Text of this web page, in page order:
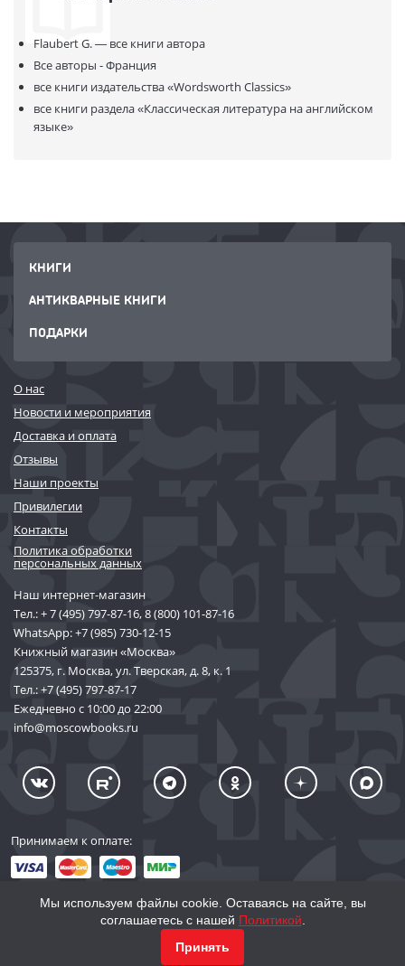
fiction, his portrayal of contemporary reality, his representation of an
unforgettable cast of characters make Madame Bovary one of the
major landmarks of modern fiction.
Flaubert G. — все книги автора
Все авторы - Франция
все книги издательства«Wordsworth Classics»
все книги раздела«Классическая литература на английском
языке»
КНИГИ
АНТИКВАРНЫЕ КНИГИ
ПОДАРКИ
О нас
Новости и мероприятия
Доставка и оплата
Отзывы
Наши проекты
Привилегии
Контакты
Политика обработки
персональных данных
Наш интернет-магазин
Тел.:+ 7 (495) 797-87-16,8 (800) 101-87-16
WhatsApp:+7 (985) 730-12-15
Книжный магазин «Москва»
125375, г. Москва, ул. Тверская, д. 8, к. 1
Тел.:+7 (495) 797-87-17
Ежедневно с 10:00 до 22:00
info@moscowbooks.ru
Принимаем к оплате:
© 2002–2026 «Торговый Дом Книги «МОСКВА»
Мы используем файлы cookie. Оставаясь на сайте, вы
соглашаетесь с нашей Политикой
Принять